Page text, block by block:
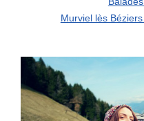
Murviel lès